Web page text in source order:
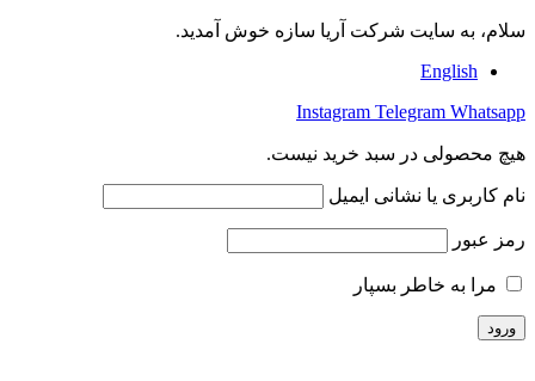
سلام، به سایت شرکت آریا سازه خوش آمدید.
English
Instagram Telegram Whatsapp
هیچ محصولی در سبد خرید نیست.
نام کاربری یا نشانی ایمیل
رمز عبور
مرا به خاطر بسپار